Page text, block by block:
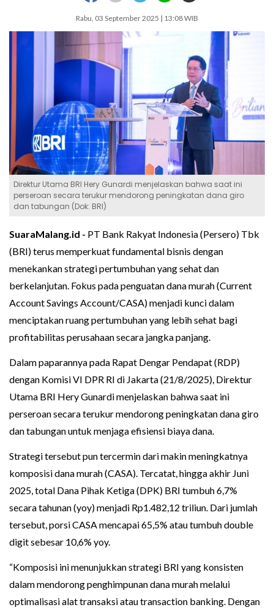
Rabu, 03 September 2025 | 13:08 WIB
Direktur Utama BRI Hery Gunardi menjelaskan bahwa saat ini
perseroan secara terukur mendorong peningkatan dana giro
dan tabungan (Dok: BRI)
SuaraMalang.id - PT Bank Rakyat Indonesia (Persero) Tbk
(BRI) terus memperkuat fundamental bisnis dengan
menekankan strategi pertumbuhan yang sehat dan
berkelanjutan. Fokus pada penguatan dana murah (Current
Account Savings Account/CASA) menjadi kunci dalam
menciptakan ruang pertumbuhan yang lebih sehat bagi
profitabilitas perusahaan secara jangka panjang.
Dalam paparannya pada Rapat Dengar Pendapat (RDP)
dengan Komisi VI DPR RI di Jakarta (21/8/2025), Direktur
Utama BRI Hery Gunardi menjelaskan bahwa saat ini
perseroan secara terukur mendorong peningkatan dana giro
dan tabungan untuk menjaga efisiensi biaya dana.
Strategi tersebut pun tercermin dari makin meningkatnya
komposisi dana murah (CASA). Tercatat, hingga akhir Juni
2025, total Dana Pihak Ketiga (DPK) BRI tumbuh 6,7%
secara tahunan (yoy) menjadi Rp1.482,12 triliun. Dari jumlah
tersebut, porsi CASA mencapai 65,5% atau tumbuh double
digit sebesar 10,6% yoy.
“Komposisi ini menunjukkan strategi BRI yang konsisten
dalam mendorong penghimpunan dana murah melalui
optimalisasi alat transaksi atau transaction banking. Dengan